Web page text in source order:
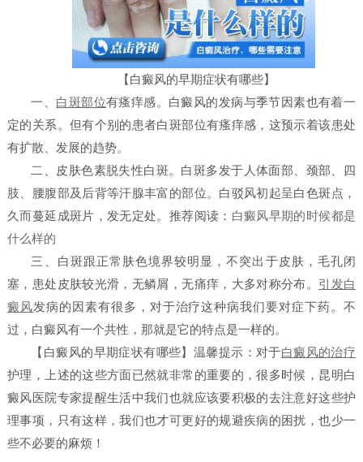
【白癜风的早期症状有哪些】
一、 白斑部位有瘙痒感。白癜风的发病与季节因素也有着一
定的关系。但有个别的患者白斑部位有瘙痒感，这预示着该患处
有扩散、发展的趋势。
二、皮肤色素脱失性白斑。白斑多发于人体面部、颈部、四
肢、腰腹部及后背等汗腺丰富的部位。白驳风初起呈白色斑点，
久而蔓延成斑片，发无定处。 推荐阅读： 白癜风早期的时候都是
什么样的
三、白斑跟正常肤色境界较明显，不突出于皮肤，毛孔闭
塞，患处皮肤较光滑，无鳞屑，无痛痒，大多对称分布。 引发白
癜风发病的因素有很多，对于治疗这种病我们要对症下药。不
过，白癜风有一个共性，那就是它的特点是一样的。
【白癜风的早期症状有哪些】 温馨提示：对于白癜风的治疗
护理，上述的这些方面已然就非常的重要的，很多时候， 昆明白
癜风医院专家提醒生活中我们也就应该要积极的去注意好这些护
理事项，只有这样，我们也才可更好的规避疾病的困扰，也少一
些不必要的麻烦！